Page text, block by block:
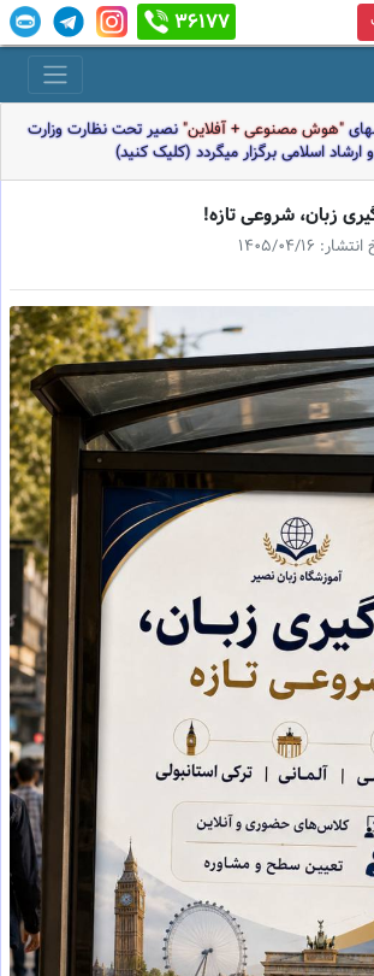
36177
"هوش مصنوعی + آفلاین"نصیر تحت نظارت وزارت
اسلامی برگزار میگردد (کلیک کنید)
زبان، شروعى تازه!
1405/04/16